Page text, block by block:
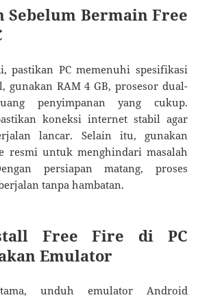
Sebelum Bermain Free
pastikan PC memenuhi spesifikasi
gunakan RAM 4 GB, prosesor dual-
penyimpanan yang cukup.
koneksi internet stabil agar
lancar. Selain itu, gunakan
resmi untuk menghindari masalah
persiapan matang, proses
tanpa hambatan.
Free Fire di PC
Emulator
unduh emulator Android